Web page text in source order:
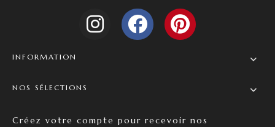
INFORMATION
NOS SÉLECTIONS
Créez votre compte pour recevoir nos